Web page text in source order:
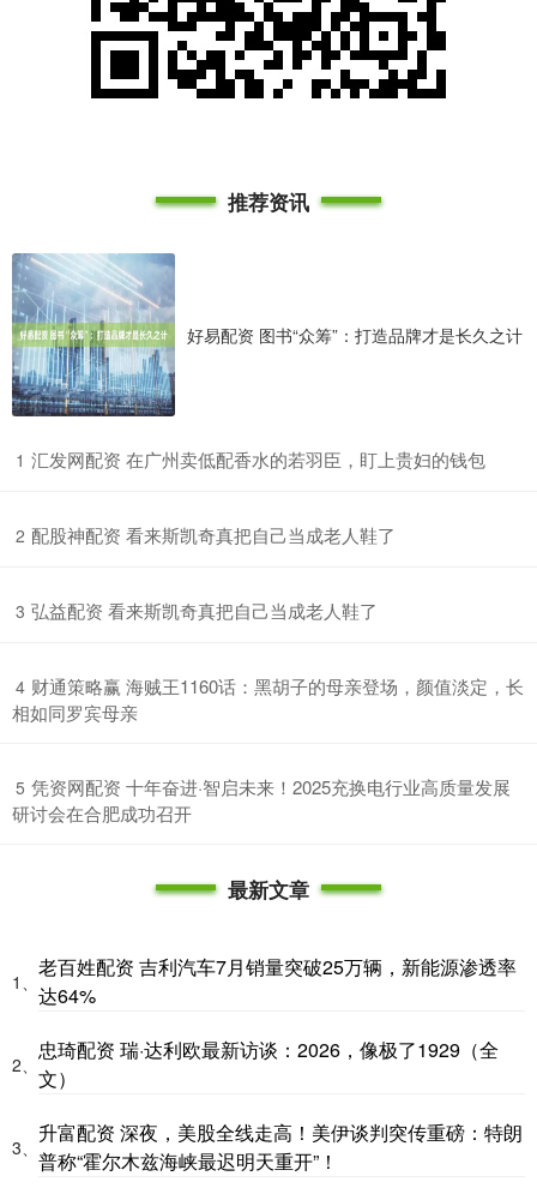
推荐资讯
好易配资 图书“众筹”：打造品牌才是长久之计
1 ​汇发网配资 在广州卖低配香水的若羽臣，盯上贵妇的钱包
2 ​配股神配资 看来斯凯奇真把自己当成老人鞋了
3 ​弘益配资 看来斯凯奇真把自己当成老人鞋了
4 ​财通策略赢 海贼王1160话：黑胡子的母亲登场，颜值淡定，长
相如同罗宾母亲
5 ​凭资网配资 十年奋进·智启未来！2025充换电行业高质量发展
研讨会在合肥成功召开
最新文章
1、
老百姓配资 吉利汽车7月销量突破25万辆，新能源渗透率
达64%
2、
忠琦配资 瑞·达利欧最新访谈：2026，像极了1929（全
文）
3、
升富配资 深夜，美股全线走高！美伊谈判突传重磅：特朗
普称“霍尔木兹海峡最迟明天重开”！